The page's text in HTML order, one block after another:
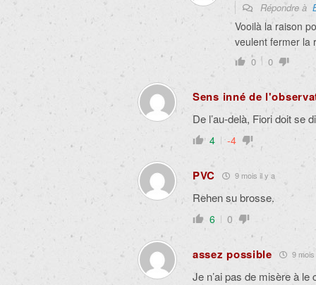
Répondre à
Vooilà la raison
veulent fermer la
0 0
Sens inné de
De l’au-delà, Fiori doit se
4 -4
PVC 9 mois il y a
Rehen su brosse.
6 0
assez possible 9
Je n’ai pas de misère à le